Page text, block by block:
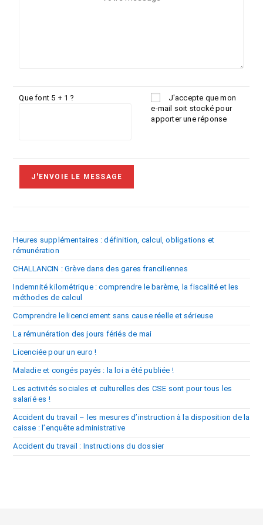
Que font 5 + 1 ?
J'accepte que mon
e-mail soit stocké pour
apporter une réponse
Heures supplémentaires : définition, calcul, obligations et
rémunération
CHALLANCIN : Grève dans des gares franciliennes
Indemnité kilométrique : comprendre le barème, la fiscalité et les
méthodes de calcul
Comprendre le licenciement sans cause réelle et sérieuse
La rémunération des jours fériés de mai
Licenciée pour un euro !
Maladie et congés payés : la loi a été publiée !
Les activités sociales et culturelles des CSE sont pour tous les
salarié·es !
Accident du travail – les mesures d’instruction à la disposition de la
caisse : l’enquête administrative
Accident du travail : Instructions du dossier